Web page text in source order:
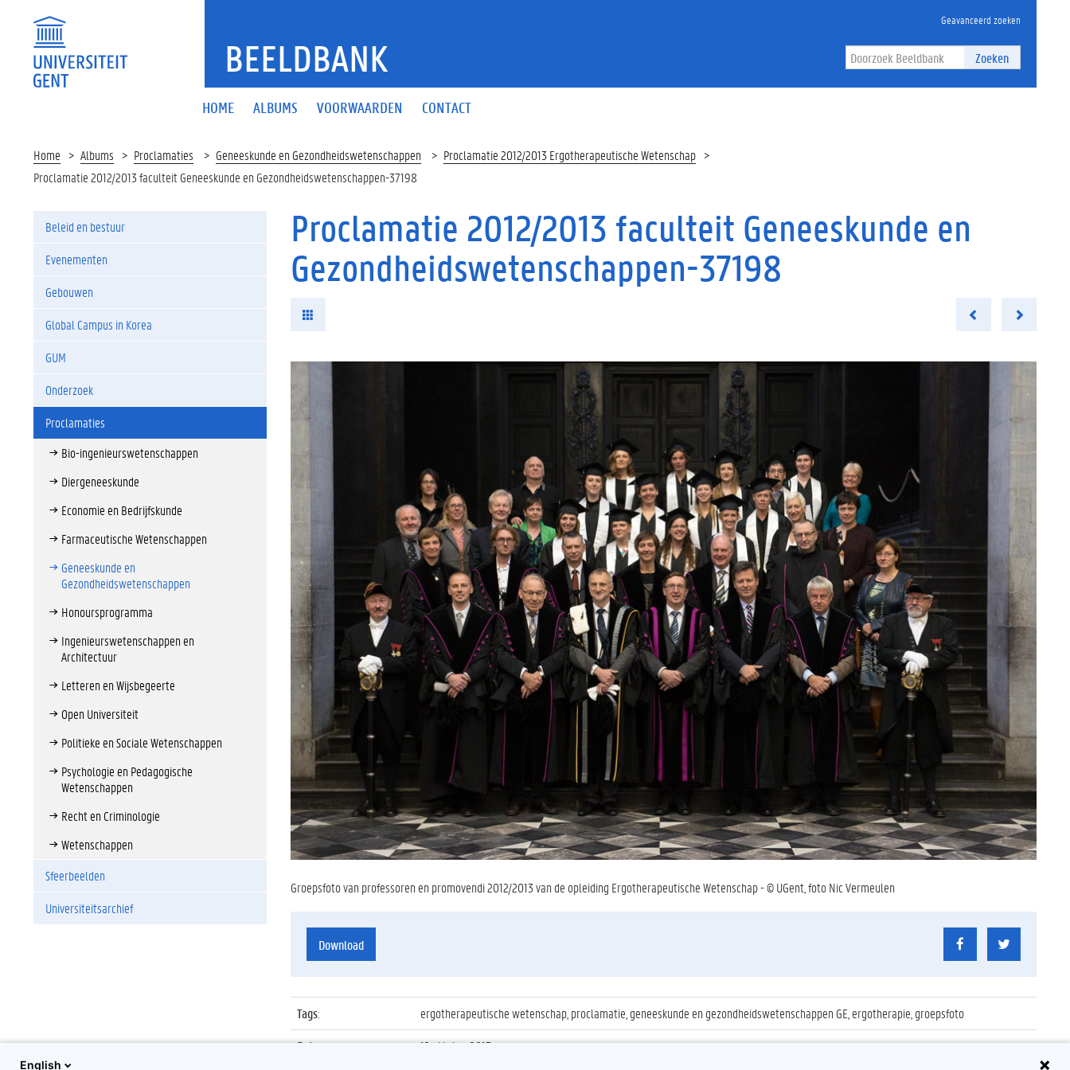
BEELDBANK
Geavanceerd zoeken
Zoeken
HOME ALBUMS VOORWAARDEN CONTACT
Home Albums Proclamaties Geneeskunde en Gezondheidswetenschappen
Proclamatie 2012/2013 Ergotherapeutische Wetenschap
Proclamatie 2012/2013 faculteit Geneeskunde en Gezondheidswetenschappen-37198
Beleid en bestuur
Evenementen
Gebouwen
Global Campus in Korea
GUM
Onderzoek
Proclamaties
Bio-ingenieurswetenschappen
Diergeneeskunde
Economie en Bedrijfskunde
Farmaceutische Wetenschappen
Geneeskunde en
Gezondheidswetenschappen
Honoursprogramma
Ingenieurswetenschappen en
Architectuur
Letteren en Wijsbegeerte
Open Universiteit
Politieke en Sociale Wetenschappen
Psychologie en Pedagogische
Wetenschappen
Recht en Criminologie
Wetenschappen
Sfeerbeelden
Universiteitsarchief
Proclamatie 2012/2013 faculteit Geneeskunde en
Gezondheidswetenschappen-37198
Groepsfoto van professoren en promovendi 2012/2013 van de opleiding Ergotherapeutische Wetenschap - © UGent, foto Nic Vermeulen
Download
Tags:
ergotherapeutische wetenschap, proclamatie, geneeskunde en gezondheidswetenschappen GE, ergotherapie, groepsfoto
Datum: 12 oktober 2013
English